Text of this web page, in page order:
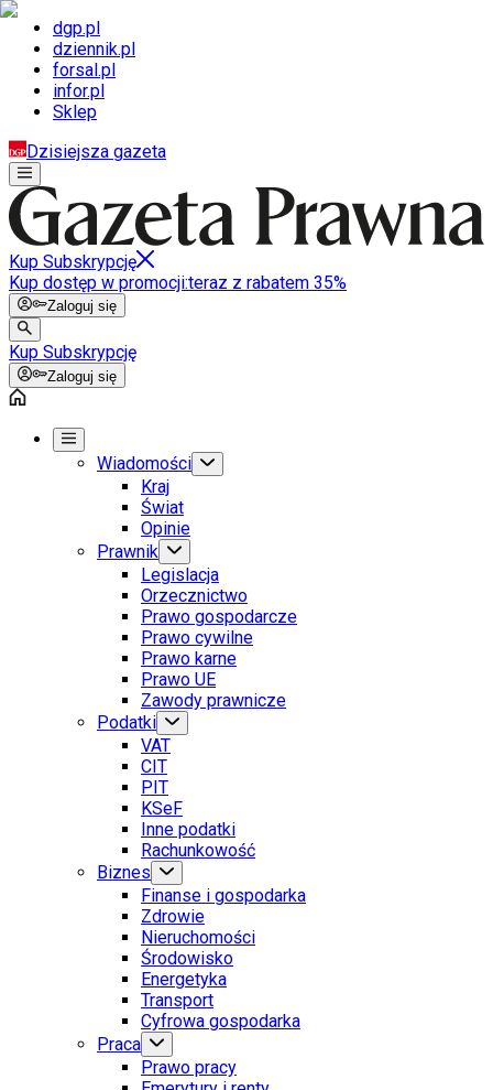
dgp.pl
dziennik.pl
forsal.pl
infor.pl
Sklep
Dzisiejsza gazeta
Kup Subskrypcję
Kup dostęp w promocji:teraz z rabatem 35%
Zaloguj się
Kup Subskrypcję
Zaloguj się
Wiadomości
Kraj
Świat
Opinie
Prawnik
Legislacja
Orzecznictwo
Prawo gospodarcze
Prawo cywilne
Prawo karne
Prawo UE
Zawody prawnicze
Podatki
VAT
CIT
PIT
KSeF
Inne podatki
Rachunkowość
Biznes
Finanse i gospodarka
Zdrowie
Nieruchomości
Środowisko
Energetyka
Transport
Cyfrowa gospodarka
Praca
Prawo pracy